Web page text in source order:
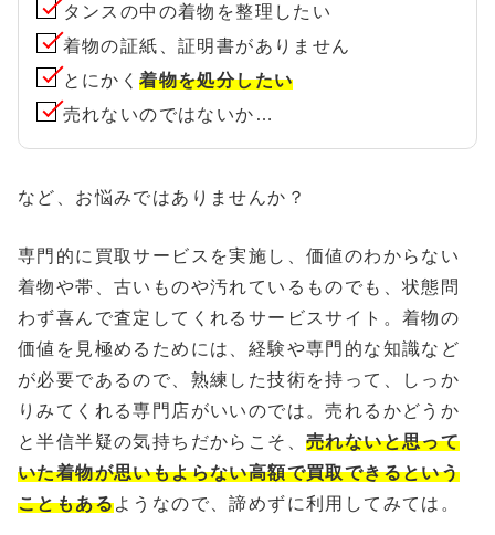
タンスの中の着物を整理したい
着物の証紙、証明書がありません
とにかく着物を処分したい
売れないのではないか…
など、お悩みではありませんか？
専門的に買取サービスを実施し、価値のわからない
着物や帯、古いものや汚れているものでも、状態問
わず喜んで査定してくれるサービスサイト。着物の
価値を見極めるためには、経験や専門的な知識など
が必要であるので、熟練した技術を持って、しっか
りみてくれる専門店がいいのでは。売れるかどうか
と半信半疑の気持ちだからこそ、 売れないと思って
いた着物が思いもよらない高額で買取できるという
こともあるようなので、諦めずに利用してみては。